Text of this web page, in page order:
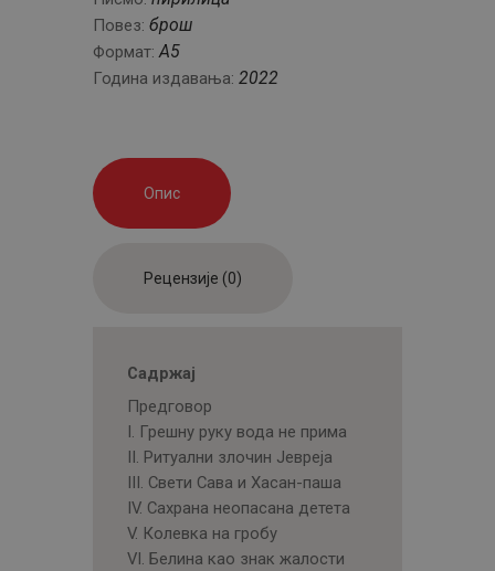
Повез: брош
Формат:А5
Година издавања: 2022
Опис
Рецензије (0)
Садржај
Предговор
I. Грешну руку вода не прима
II. Ритуални злочин Јевреја
III. Свети Сава и Хасан-паша
IV. Сахрана неопасана детета
V. Колевка на гробу
VI. Белина као знак жалости